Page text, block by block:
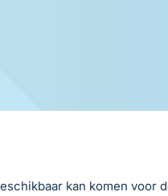
kan komen voor